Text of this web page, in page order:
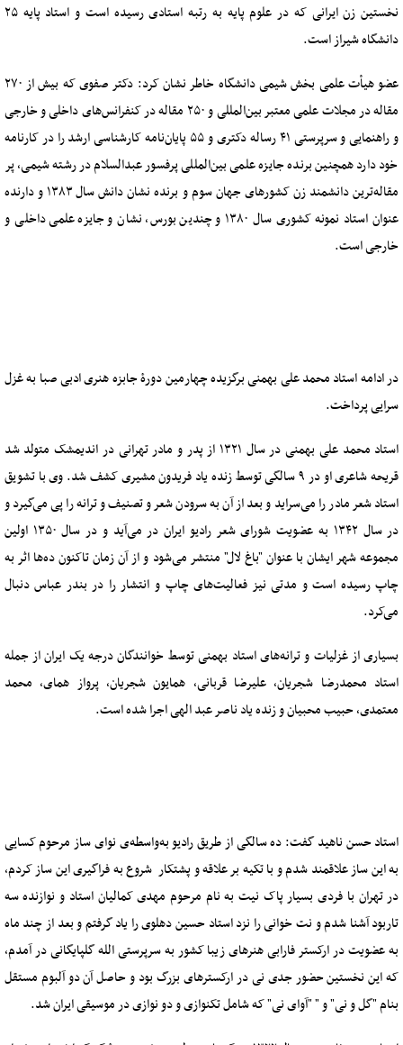
نخستین زن ایرانی که در علوم پایه به رتبه استادی رسیده است و استاد پایه ۲۵
دانشگاه شیراز است.
عضو هیأت علمی بخش شیمی دانشگاه خاطر نشان کرد: دکتر صفوی که بیش از ۲۷۰
مقاله در مجلات علمی معتبر بین‌المللی و ۲۵۰ مقاله در کنفرانس‌های داخلی و خارجی
و راهنمایی و سرپرستی ۴۱ رساله دکتری و ۵۵ پایان‌نامه کارشناسی ارشد را در کارنامه
خود دارد همچنین برنده جایزه علمی بین‌المللی پرفسور عبدالسلام در رشته شیمی، پر
مقاله‌ترین دانشمند زن کشورهای جهان سوم و برنده نشان دانش سال ۱۳۸۳ و دارنده
عنوان استاد نمونه کشوری سال ۱۳۸۰ و چندین بورس، نشان و جایزه علمی داخلی و
خارجی است.
در ادامه استاد محمد علی بهمنی برگزیده چهارمین دورۀ جابزه هنری ادبی صبا به غزل
سرایی پرداخت.
استاد محمد علی بهمنی در سال ۱۳۲۱ از پدر و مادر تهرانی در اندیمشک متولد شد
قریحه شاعری او در ۹ سالگی توسط زنده یاد فریدون مشیری کشف شد. وی با تشویق
استاد شعر مادر را می‌سراید و بعد از آن به سرودن شعر و تصنیف و ترانه را پی می‌گیرد و
در سال ۱۳۴۲ به عضویت شورای شعر رادیو ایران در می‌آید و در سال ۱۳۵۰ اولین
مجموعه شهر ایشان با عنوان "باغ لال" منتشر می‌شود و از آن زمان تاکنون ده‌ها اثر به
چاپ رسیده است و مدتی نیز فعالیت‌های چاپ و انتشار را در بندر عباس دنبال
می‌کرد.
بسیاری از غزلیات و ترانه‌های استاد بهمنی توسط خوانندگان درجه یک ایران از جمله
استاد محمدرضا شجریان، علیرضا قربانی، همایون شجریان، پرواز همای، محمد
معتمدی، حبیب محبیان و زنده یاد ناصر عبد الهی اجرا شده است.
استاد حسن ناهید گفت: ده سالگی از طریق رادیو به‌واسطه‌ی نوای ساز مرحوم کسایی
به این ساز علاقمند شدم و با تکیه بر علاقه و پشتکار شروع به فراگیری این ساز کردم،
در تهران با فردی بسیار پاک نیت به نام مرحوم مهدی کمالیان استاد و نوازنده سه
تاربود آشنا شدم و نت خوانی را نزد استاد حسین دهلوی را یاد گرفتم و بعد از چند ماه
به عضویت در ارکستر فارابی هنرهای زیبا کشور به سرپرستی الله گلپایگانی در آمدم،
که این نخستین حضور جدی نی در ارکسترهای بزرگ بود و حاصل آن دو آلبوم مستقل
بنام "گل و نی" و " "آوای نی" که شامل تکنوازی و دو نوازی در موسیقی ایران شد.